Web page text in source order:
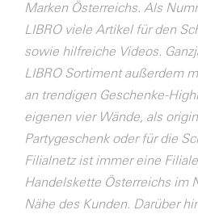
OMV
PAGRO
PHH
Salesforce
sebamed
Marken Österreichs. Als
LIBRO viele Artikel für den
sowie hilfreiche Videos.
LIBRO Sortiment außerdem
an trendigen Geschenke-
eigenen vier Wände, als
Partygeschenk oder für die
Filialnetz ist immer eine
Handelskette Österreichs im
Nähe des Kunden. Darüber